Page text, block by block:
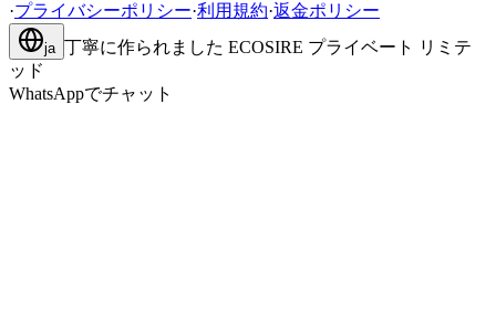
·プライバシーポリシー·利用規約·返金ポリシー
ja 丁寧に作られました ECOSIRE プライベート リミテ
ッド
WhatsAppでチャット